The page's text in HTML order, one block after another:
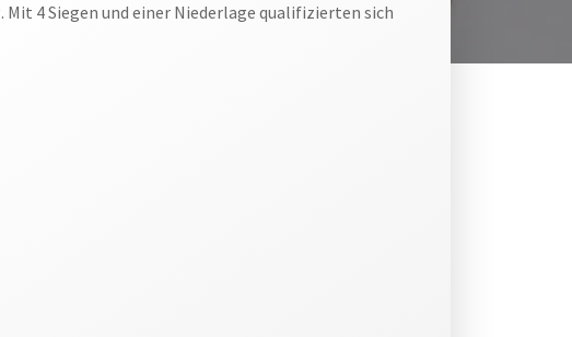
4 Siegen und einer Niederlage qualifizierten sich